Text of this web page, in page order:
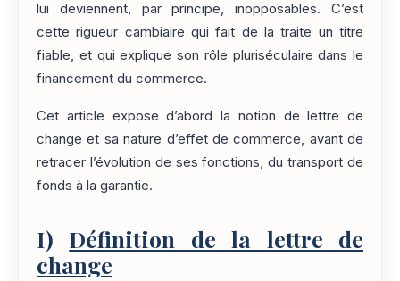
lui deviennent, par principe, inopposables. C’est
cette rigueur cambiaire qui fait de la traite un titre
fiable, et qui explique son rôle pluriséculaire dans le
financement du commerce.
Cet article expose d’abord la notion de lettre de
change et sa nature d’effet de commerce, avant de
retracer l’évolution de ses fonctions, du transport de
fonds à la garantie.
I) Définition de la lettre de
change